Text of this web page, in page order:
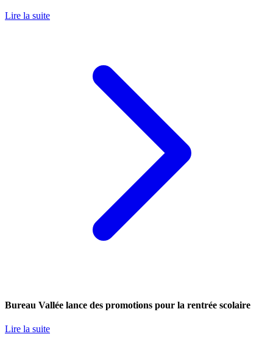
Lire la suite
Bureau Vallée lance des promotions pour la rentrée scolaire
Lire la suite